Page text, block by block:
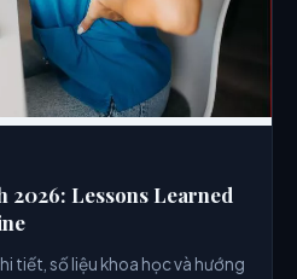
2026: Lessons Learned
tiết, số liệu khoa học và hướng